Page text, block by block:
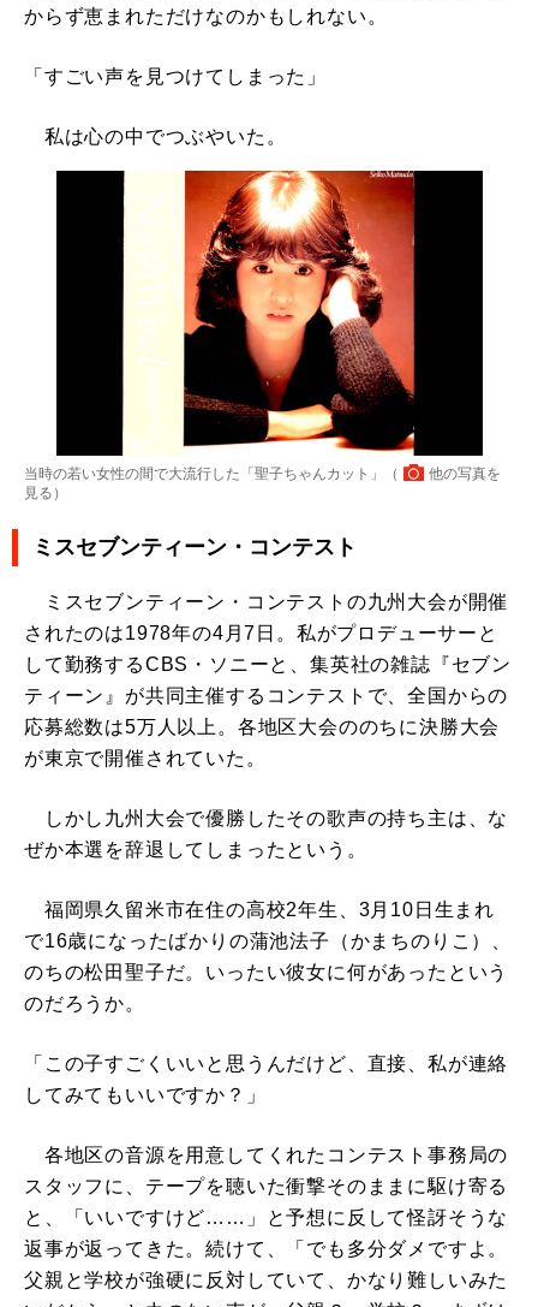
からず恵まれただけなのかもしれない。
「すごい声を見つけてしまった」
私は心の中でつぶやいた。
当時の若い女性の間で大流行した「聖子ちゃんカット」（
他の写真を
見る ）
ミスセブンティーン・コンテスト
ミスセブンティーン・コンテストの九州大会が開催
されたのは1978年の4月7日。私がプロデューサーと
して勤務するCBS・ソニーと、集英社の雑誌『セブン
ティーン』が共同主催するコンテストで、全国からの
応募総数は5万人以上。各地区大会ののちに決勝大会
が東京で開催されていた。
しかし九州大会で優勝したその歌声の持ち主は、な
ぜか本選を辞退してしまったという。
福岡県久留米市在住の高校2年生、3月10日生まれ
で16歳になったばかりの蒲池法子（かまちのりこ）、
のちの松田聖子だ。いったい彼女に何があったという
のだろうか。
「この子すごくいいと思うんだけど、直接、私が連絡
してみてもいいですか？」
各地区の音源を用意してくれたコンテスト事務局の
スタッフに、テープを聴いた衝撃そのままに駆け寄る
と、「いいですけど……」と予想に反して怪訝そうな
返事が返ってきた。続けて、「でも多分ダメですよ。
父親と学校が強硬に反対していて、かなり難しいみた